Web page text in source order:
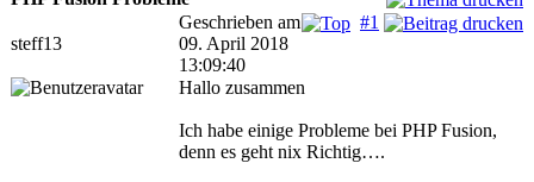
steff13
#1
Geschrieben am
09. April 2018
13:09:40
Hallo zusammen
Ich habe einige Probleme bei PHP Fusion,
denn es geht nix Richtig….